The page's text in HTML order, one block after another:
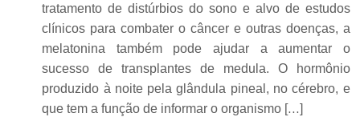
tratamento de distúrbios do sono e alvo de estudos
clínicos para combater o câncer e outras doenças, a
melatonina também pode ajudar a aumentar o
sucesso de transplantes de medula. O hormônio
produzido à noite pela glândula pineal, no cérebro, e
que tem a função de informar o organismo […]